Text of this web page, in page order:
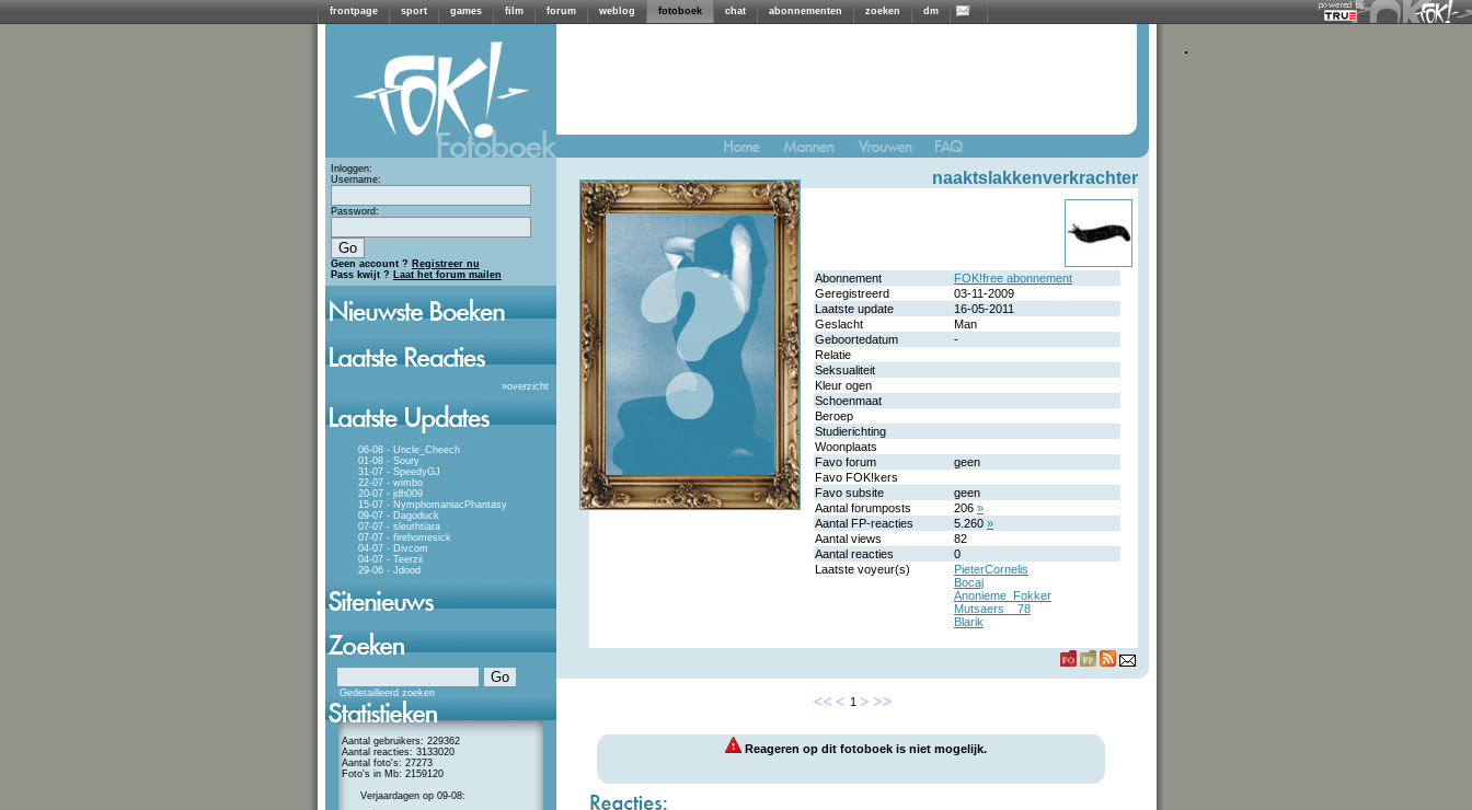
frontpage sport games film forum weblog fotoboek chat abonnementen zoeken dm
Inloggen:
Username:
Password:
Geen account ? Registreer nu
Pass kwijt ? Laat het forum mailen
»overzicht
06-08 - Uncle_Cheech
01-08 - Soury
31-07 - SpeedyGJ
22-07 - wimbo
20-07 - jdh009
15-07 - NymphomaniacPhantasy
09-07 - Dagoduck
07-07 - sleuthtiara
07-07 - firehomesick
04-07 - Divcom
04-07 - Teerzii
29-06 - Jdood
Gedetailleerd zoeken
Aantal gebruikers: 229362
Aantal reacties: 3133020
Aantal foto's: 27273
Foto's in Mb: 2159120
Verjaardagen op 09-08:
naaktslakkenverkrachter
Abonnement
FOK!free abonnement
Geregistreerd
03-11-2009
Laatste update
16-05-2011
Geslacht
Man
Geboortedatum
-
Relatie
Seksualiteit
Kleur ogen
Schoenmaat
Beroep
Studierichting
Woonplaats
Favo forum
geen
Favo FOK!kers
Favo subsite
geen
Aantal forumposts
206 »
Aantal FP-reacties
5.260 »
Aantal views
82
Aantal reacties
0
Laatste voyeur(s)
PieterCornelis
Bocaj
Anonieme_Fokker
Mutsaers__78
Blarik
1
Reageren op dit fotoboek is niet mogelijk.